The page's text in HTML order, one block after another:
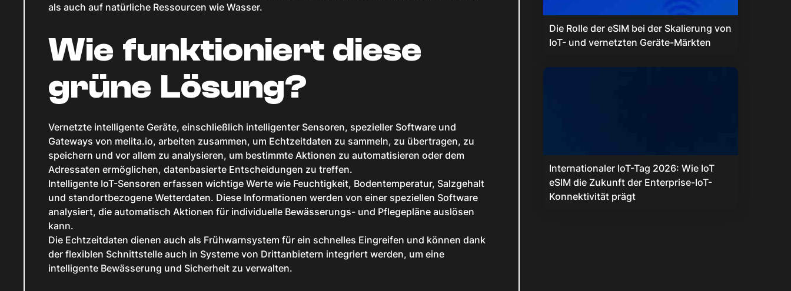
als auch auf natürliche Ressourcen wie Wasser.
Wie funktioniert diese
grüne Lösung?
Vernetzte intelligente Geräte, einschließlich intelligenter Sensoren, spezieller Software und
Gateways von melita.io, arbeiten zusammen, um Echtzeitdaten zu sammeln, zu übertragen, zu
speichern und vor allem zu analysieren, um bestimmte Aktionen zu automatisieren oder dem
Adressaten ermöglichen, datenbasierte Entscheidungen zu treffen.
Intelligente IoT-Sensoren erfassen wichtige Werte wie Feuchtigkeit, Bodentemperatur, Salzgehalt
und standortbezogene Wetterdaten. Diese Informationen werden von einer speziellen Software
analysiert, die automatisch Aktionen für individuelle Bewässerungs- und Pflegepläne auslösen
kann.
Die Echtzeitdaten dienen auch als Frühwarnsystem für ein schnelles Eingreifen und können dank
der flexiblen Schnittstelle auch in Systeme von Drittanbietern integriert werden, um eine
intelligente Bewässerung und Sicherheit zu verwalten.
Die Rolle der eSIM bei der Skalierung von
IoT- und vernetzten Geräte-Märkten
Internationaler IoT-Tag 2026: Wie IoT
eSIM die Zukunft der Enterprise-IoT-
Konnektivität prägt